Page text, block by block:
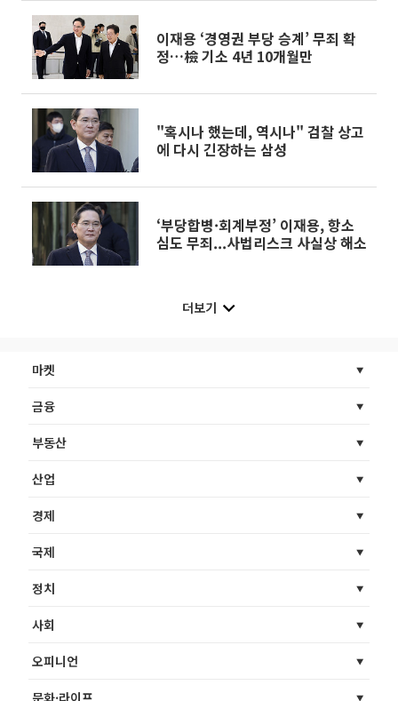
이재용 ‘경영권 부당 승계’ 무죄 확
정…檢 기소 4년 10개월만
"혹시나 했는데, 역시나" 검찰 상고
에 다시 긴장하는 삼성
‘부당합병·회계부정’ 이재용, 항소
심도 무죄...사법리스크 사실상 해소
더보기
마켓
금융
부동산
산업
경제
국제
정치
사회
오피니언
문화·라이프